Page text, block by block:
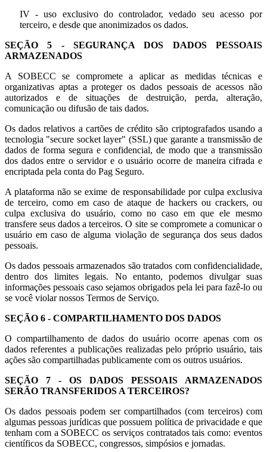
IV - uso exclusivo do controlador, vedado seu acesso por
terceiro, e desde que anonimizados os dados.
SEÇÃO 5 - SEGURANÇA DOS DADOS PESSOAIS
ARMAZENADOS
A SOBECC se compromete a aplicar as medidas técnicas e
organizativas aptas a proteger os dados pessoais de acessos não
autorizados e de situações de destruição, perda, alteração,
comunicação ou difusão de tais dados.
Os dados relativos a cartões de crédito são criptografados usando a
tecnologia "secure socket layer" (SSL) que garante a transmissão de
dados de forma segura e confidencial, de modo que a transmissão
dos dados entre o servidor e o usuário ocorre de maneira cifrada e
encriptada pela conta do Pag Seguro.
A plataforma não se exime de responsabilidade por culpa exclusiva
de terceiro, como em caso de ataque de hackers ou crackers, ou
culpa exclusiva do usuário, como no caso em que ele mesmo
transfere seus dados a terceiros. O site se compromete a comunicar o
usuário em caso de alguma violação de segurança dos seus dados
pessoais.
Os dados pessoais armazenados são tratados com confidencialidade,
dentro dos limites legais. No entanto, podemos divulgar suas
informações pessoais caso sejamos obrigados pela lei para fazê-lo ou
se você violar nossos Termos de Serviço.
SEÇÃO 6 - COMPARTILHAMENTO DOS DADOS
O compartilhamento de dados do usuário ocorre apenas com os
dados referentes a publicações realizadas pelo próprio usuário, tais
ações são compartilhadas publicamente com os outros usuários.
SEÇÃO 7 - OS DADOS PESSOAIS ARMAZENADOS
SERÃO TRANSFERIDOS A TERCEIROS?
Os dados pessoais podem ser compartilhados (com terceiros) com
algumas pessoas jurídicas que possuem política de privacidade e que
tenham com a SOBECC os serviços contratados tais como: eventos
científicos da SOBECC, congressos, simpósios e jornadas.